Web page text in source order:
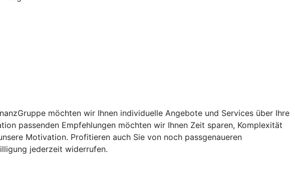
möchten wir Ihnen individuelle Angebote und Services über Ihre
passenden Empfehlungen möchten wir Ihnen Zeit sparen, Komplexität
Motivation. Profitieren auch Sie von noch passgenaueren
jederzeit widerrufen.